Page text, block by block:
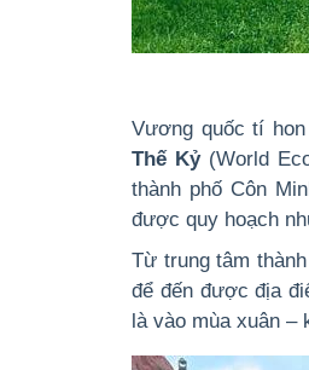
Vương quốc tí
Thế Kỷ(World
thành phố Côn
được quy hoạch
Từ trung tâm
để đến được địa
là vào mùa xuân –